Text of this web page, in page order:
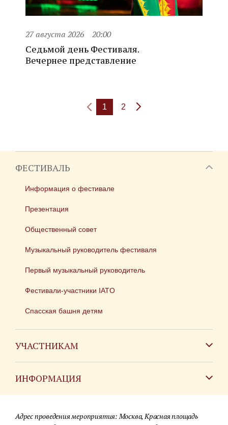
27 августа 2026 20:00
Седьмой день Фестиваля.
Вечернее представление
1 2
ФЕСТИВАЛЬ
Информация о фестивале
Презентация
Общественный совет
Музыкальный руководитель фестиваля
Первый музыкальный руководитель
Фестивали-участники IATO
Спасская башня детям
УЧАСТНИКАМ
ИНФОРМАЦИЯ
Для СМИ
Адрес проведения мероприятия: Москва, Красная площадь